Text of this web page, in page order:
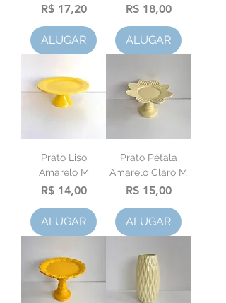
Preço
R$ 17,20
ALUGAR
Preço
R$ 18,00
ALUGAR
Prato Liso
Amarelo M
Preço
R$ 14,00
ALUGAR
Prato Pétala
Amarelo Claro M
Preço
R$ 15,00
ALUGAR